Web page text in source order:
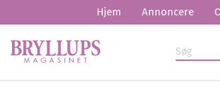
Hjem Annoncere